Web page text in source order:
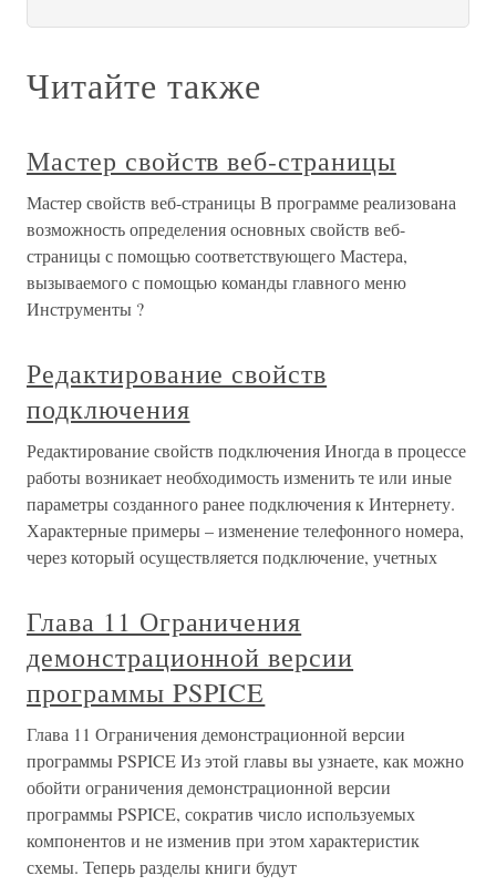
Читайте также
Мастер свойств веб-страницы
Мастер свойств веб-страницы В программе реализована
возможность определения основных свойств веб-
страницы с помощью соответствующего Мастера,
вызываемого с помощью команды главного меню
Инструменты ?
Редактирование свойств
подключения
Редактирование свойств подключения Иногда в процессе
работы возникает необходимость изменить те или иные
параметры созданного ранее подключения к Интернету.
Характерные примеры – изменение телефонного номера,
через который осуществляется подключение, учетных
Глава 11 Ограничения
демонстрационной версии
программы PSPICE
Глава 11 Ограничения демонстрационной версии
программы PSPICE Из этой главы вы узнаете, как можно
обойти ограничения демонстрационной версии
программы PSPICE, сократив число используемых
компонентов и не изменив при этом характеристик
схемы. Теперь разделы книги будут